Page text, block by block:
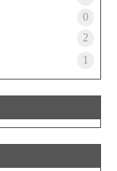
0
2
1